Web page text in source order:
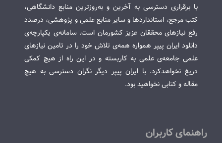
با برقراری دسترسی به آخرین و به‌روزترین منابع دانشگاهی،
کتب مرجع، استانداردها و سایر منابع علمی و پژوهشی، درصدد
رفع نیازهای محققان عزیز کشورمان است. سامانه‌ی یکپارچه‌ی
دانلود ایران پیپر همواره همه‌ی تلاش خود را در تامین نیازهای
علمی جامعه‌ی علمی به کاربسته و در این راه از هیچ کمکی
دریغ نخواهدکرد. با ایران پیپر دیگر نگران دسترسی به هیچ
مقاله و کتابی نخواهید بود.
راهنمای کاربران